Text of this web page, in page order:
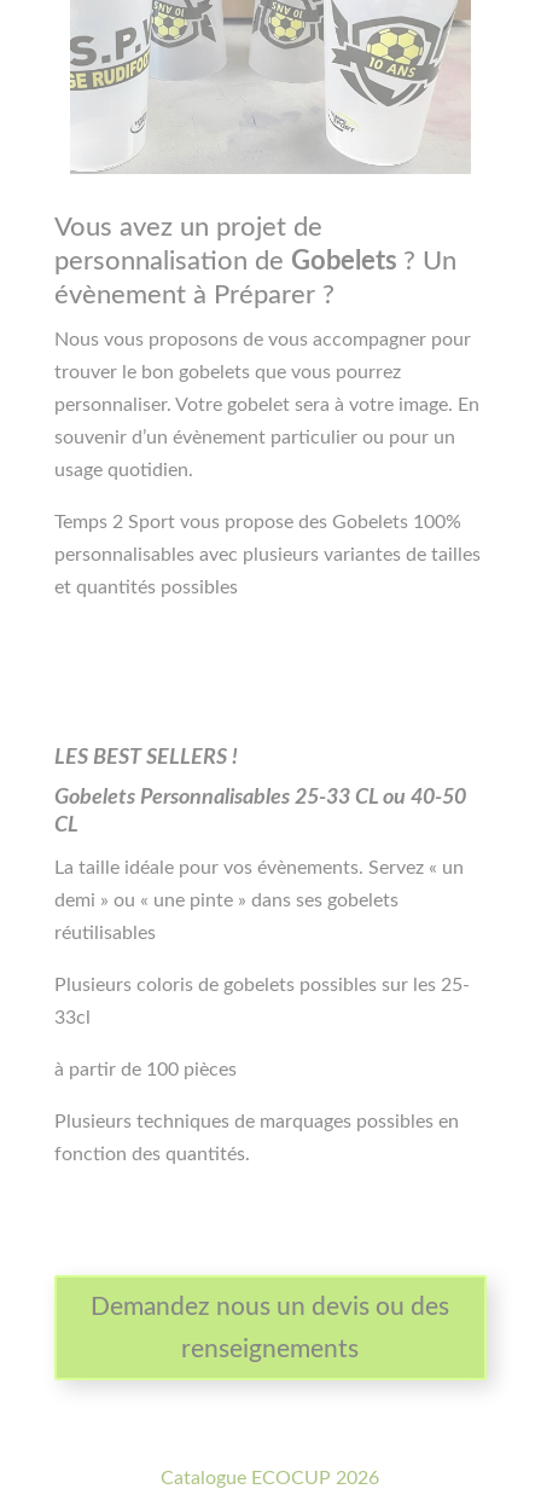
Vous avez un projet de
personnalisation de Gobelets ? Un
évènement à Préparer ?
Nous vous proposons de vous accompagner pour
trouver le bon gobelets que vous pourrez
personnaliser. Votre gobelet sera à votre image. En
souvenir d’un évènement particulier ou pour un
usage quotidien.
Temps 2 Sport vous propose des Gobelets 100%
personnalisables avec plusieurs variantes de tailles
et quantités possibles
LES BEST SELLERS !
Gobelets Personnalisables 25-33 CL ou 40-50
CL
La taille idéale pour vos évènements. Servez « un
demi » ou « une pinte » dans ses gobelets
réutilisables
Plusieurs coloris de gobelets possibles sur les 25-
33cl
à partir de 100 pièces
Plusieurs techniques de marquages possibles en
fonction des quantités.
Demandez nous un devis ou des
renseignements
Catalogue ECOCUP 2026